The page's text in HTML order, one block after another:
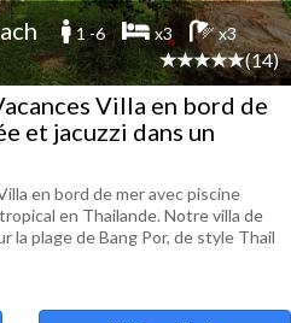
1 -6 x3 x3
(14)
Villa en bord de
et jacuzzi dans un
en bord de mer avec piscine
en Thailande. Notre villa de
la plage de Bang Por, de style Thail